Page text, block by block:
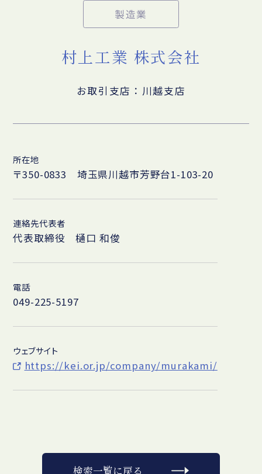
製造業
村上工業 株式会社
お取引支店：川越支店
所在地
〒350-0833 埼玉県川越市芳野台1-103-20
連絡先代表者
代表取締役 樋口 和俊
電話
049-225-5197
ウェブサイト
https://kei.or.jp/company/murakami/
検索一覧に戻る